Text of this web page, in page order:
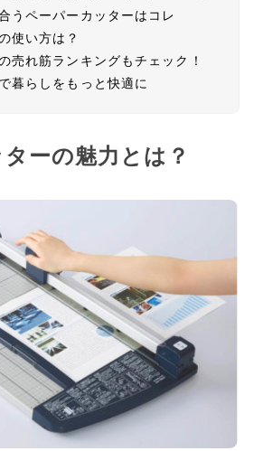
うペーパーカッターはコレ
使い方は？
売れ筋ランキングもチェック！
暮らしをもっと快適に
ーの魅力とは？